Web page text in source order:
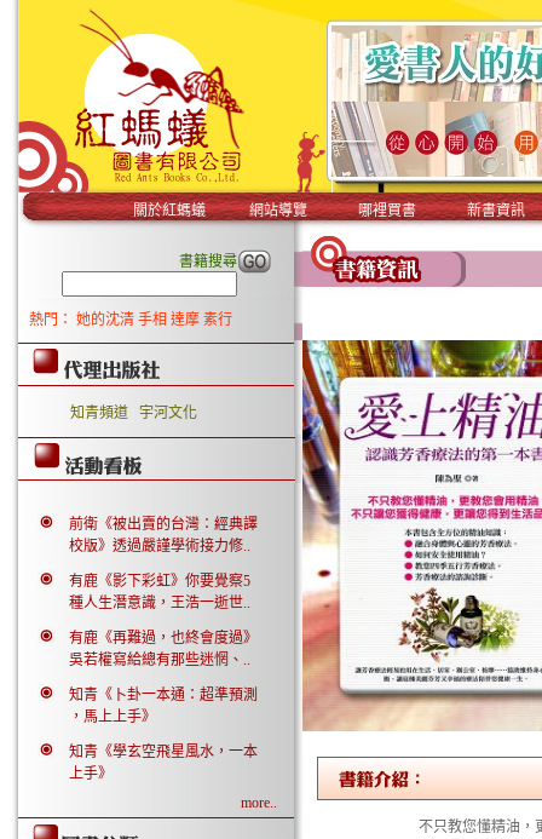
關於紅螞蟻 網站導覽 哪裡買書 新書資訊
書籍搜尋
熱門： 她的沈清 手相 達摩 素行
知青頻道 宇河文化
前衛《被出賣的台灣：經典譯
校版》透過嚴謹學術接力修..
有鹿《影下彩虹》你要覺察5
種人生潛意識，王浩一逝世..
有鹿《再難過，也終會度過》
吳若權寫給總有那些迷惘、..
知青《卜卦一本通：超準預測
，馬上上手》
知青《學玄空飛星風水，一本
上手》
more..
不只教您懂精油，